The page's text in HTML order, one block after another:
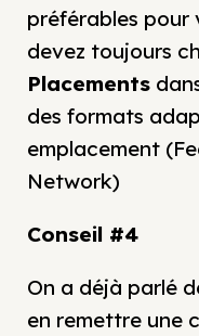
préférables pour
devez toujours
Placements
des formats
emplacement
Network)
Conseil #4
On a déjà parlé
en remettre une